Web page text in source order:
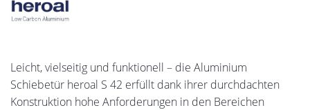
Leicht, vielseitig und funktionell – die Aluminium
Schiebetür heroal S 42 erfüllt dank ihrer durchdachten
Konstruktion hohe Anforderungen in den Bereichen